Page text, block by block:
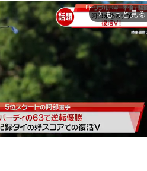
arrow_forward_ios もっと見る